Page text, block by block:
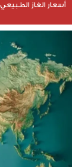
أسعار الغاز